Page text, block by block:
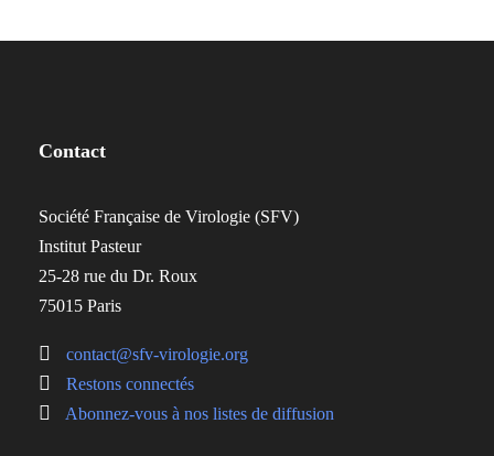
Contact
Société Française de Virologie (SFV)
Institut Pasteur
25-28 rue du Dr. Roux
75015 Paris
contact@sfv-virologie.org
Restons connectés
Abonnez-vous à nos listes de diffusion